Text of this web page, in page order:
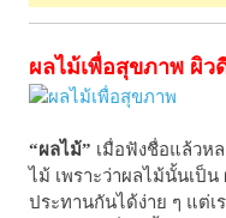
ผลไม้เพื่อสุขภาพ ผิ
“ผลไม้” เมื่อฟังชื่อแล้วห
ไม้ เพราะว่าผลไม้นั้นเป็
ประทานกันได้ง่าย ๆ แต่เ